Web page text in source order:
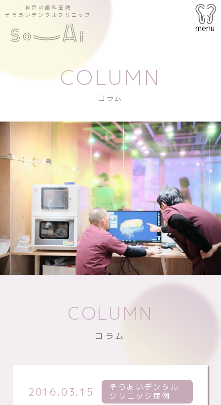
神戸の歯科医院
そうあいデンタルクリニック
menu
COLUMN
コラム
COLUMN
コラム
2016.03.15
そうあいデンタル
クリニック症例